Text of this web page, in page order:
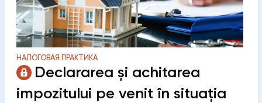
НАЛОГОВАЯ ПРАКТИКА
Declararea și achitarea
impozitului pe venit în situația